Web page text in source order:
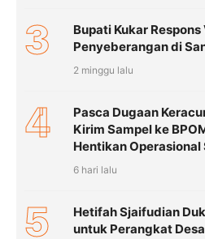
3
Bupati Kukar
Penyeberangan di
2 minggu lalu
4
Pasca Dugaan
Kirim Sampel ke
Hentikan Operasional
6 hari lalu
5
Hetifah Sjaifudian
untuk Perangkat